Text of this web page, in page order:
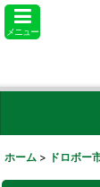
メニュー
ホーム > ドロボー